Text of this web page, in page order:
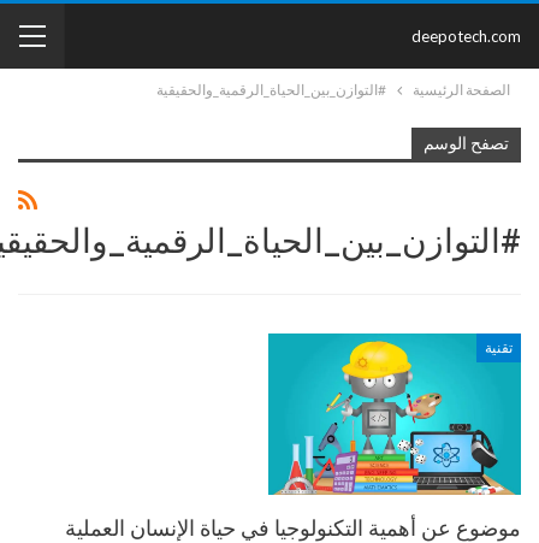
deepotech.com
الصفحة الرئيسية #التوازن_بين_الحياة_الرقمية_والحقيقية
تصفح الوسم
تقنية
موضوع عن أهمية التكنولوجيا في حياة الإنسان العملية